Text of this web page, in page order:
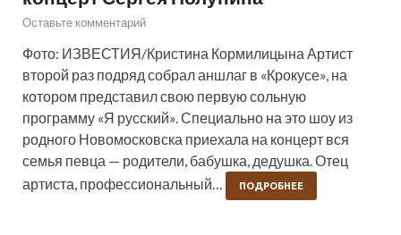
Оставьте комментарий
Фото: ИЗВЕСТИЯ/Кристина Кормилицына Артист
второй раз подряд собрал аншлаг в «Крокусе», на
котором представил свою первую сольную
программу «Я русский». Специально на это шоу из
родного Новомосковска приехала на концерт вся
семья певца — родители, бабушка, дедушка. Отец
артиста, профессиональный…
ПОДРОБНЕЕ